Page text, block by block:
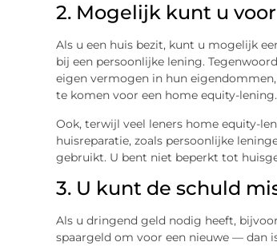
2. Mogelijk kunt u
Als u een huis bezit, kunt u mogelijk
bij een persoonlijke lening.
eigen vermogen in hun
te komen voor een home equity-lening.
Ook, terwijl veel leners home equity-
huisreparatie, zoals persoonlijke
gebruikt. U bent niet beperkt tot
3. U kunt de schuld
Als u dringend geld nodig heeft,
spaargeld om voor een nieuwe — dan